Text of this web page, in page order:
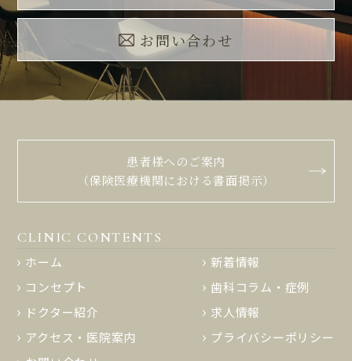
お問い合わせ
患者様へのご案内
（保険医療機関における書面掲示）
CLINIC CONTENTS
ホーム
コンセプト
ドクター紹介
アクセス・医院案内
新着情報
歯科コラム・症例
求人情報
プライバシーポリシー